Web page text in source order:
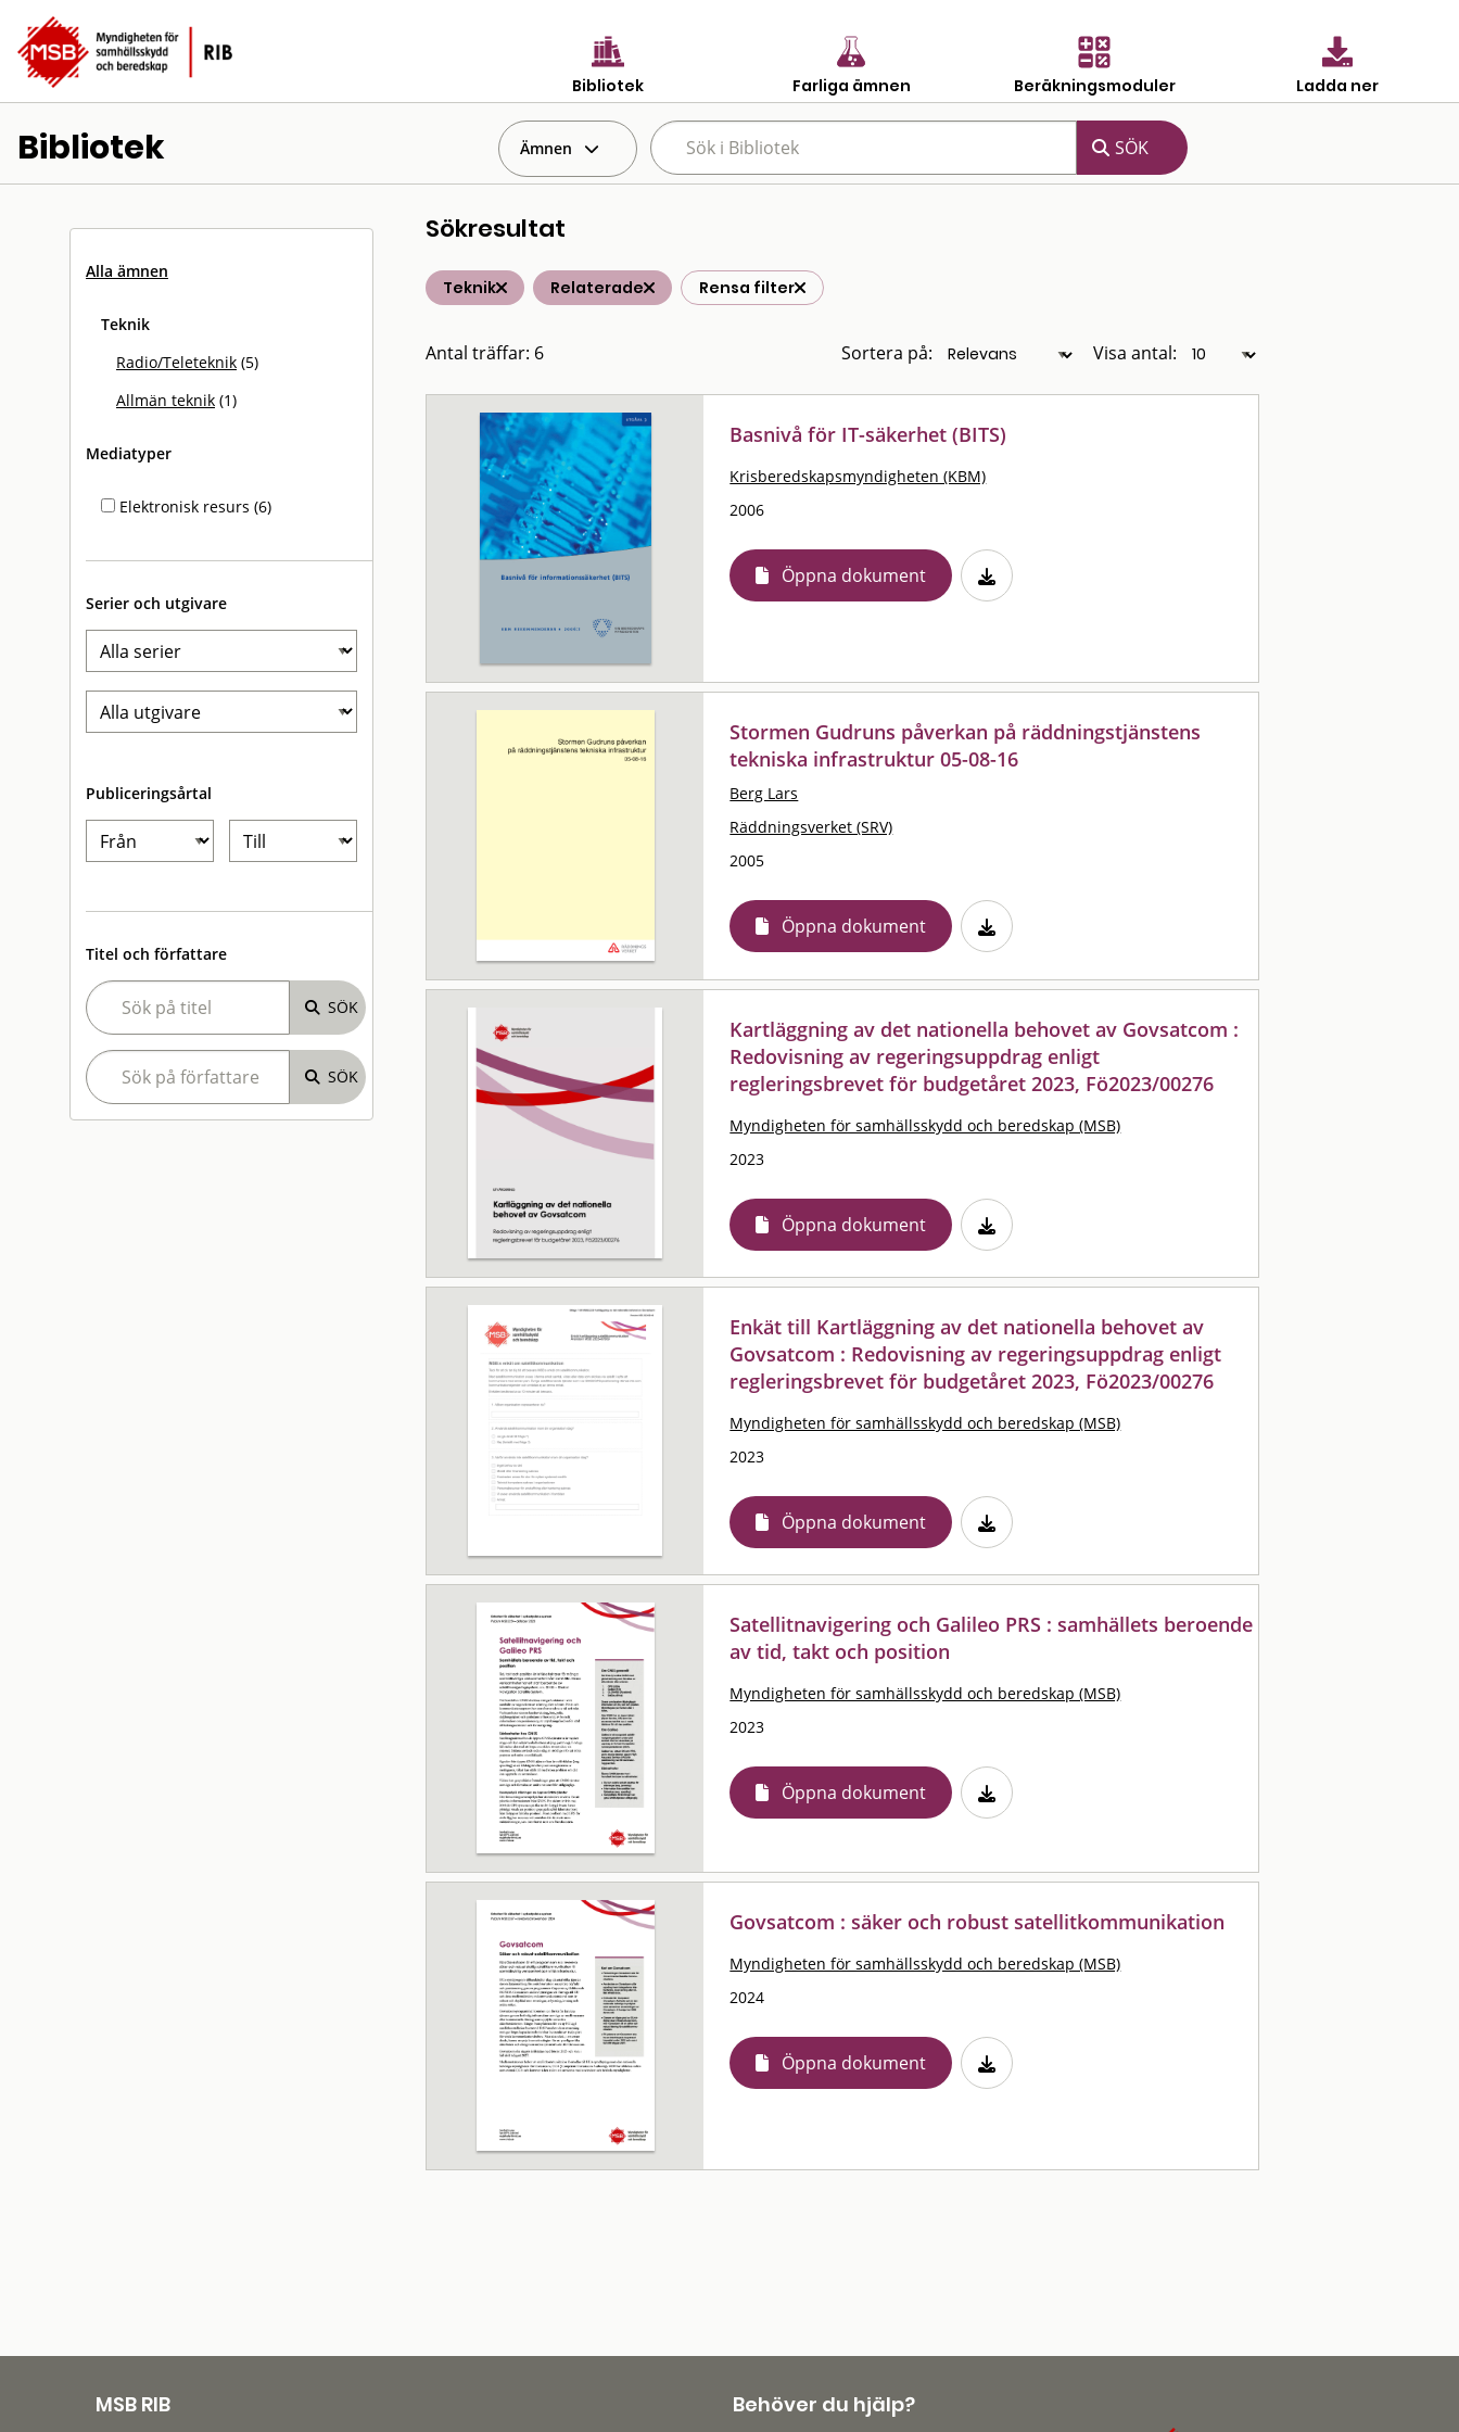
Bibliotek Farliga ämnen Beräkningsmoduler Ladda ner
Bibliotek Ämnen
Alla ämnen
Teknik
Radio/Teleteknik (5)
Allmän teknik (1)
Mediatyper
Elektronisk resurs (6)
Serier och utgivare
Publiceringsårtal
Titel och författare
Sökresultat
Teknik Relaterade Rensa filter
Antal träffar: 6 Sortera på: Visa antal:
Basnivå för IT-säkerhet (BITS)
Krisberedskapsmyndigheten (KBM)
2006
Öppna dokument
Stormen Gudruns påverkan på räddningstjänstens
tekniska infrastruktur 05-08-16
Berg Lars
Räddningsverket (SRV)
2005
Öppna dokument
Kartläggning av det nationella behovet av Govsatcom :
Redovisning av regeringsuppdrag enligt
regleringsbrevet för budgetåret 2023, Fö2023/00276
Myndigheten för samhällsskydd och beredskap (MSB)
2023
Öppna dokument
Enkät till Kartläggning av det nationella behovet av
Govsatcom : Redovisning av regeringsuppdrag enligt
regleringsbrevet för budgetåret 2023, Fö2023/00276
Myndigheten för samhällsskydd och beredskap (MSB)
2023
Öppna dokument
Satellitnavigering och Galileo PRS : samhällets beroende
av tid, takt och position
Myndigheten för samhällsskydd och beredskap (MSB)
2023
Öppna dokument
Govsatcom : säker och robust satellitkommunikation
Myndigheten för samhällsskydd och beredskap (MSB)
2024
Öppna dokument
MSB RIB Behöver du hjälp?